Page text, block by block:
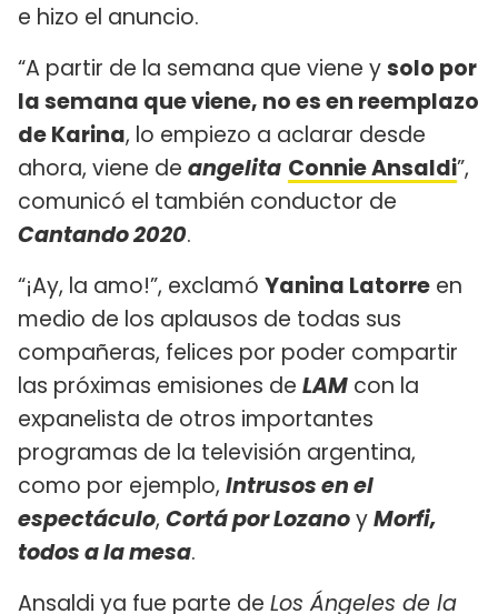
e hizo el anuncio.
“A partir de la semana que viene ysolo por
la semana que viene, no es en reemplazo
de Karina, lo empiezo a aclarar desde
ahora, viene de angelita Connie Ansaldi”,
comunicó el también conductor de
Cantando 2020.
“¡Ay, la amo!”, exclamó Yanina Latorre en
medio de los aplausos de todas sus
compañeras, felices por poder compartir
las próximas emisiones de LAM con la
expanelista de otros importantes
programas de la televisión argentina,
como por ejemplo, Intrusos en el
espectáculo, Cortá por LozanoyMorfi,
todos a la mesa.
Ansaldi ya fue parte de Los Ángeles de la